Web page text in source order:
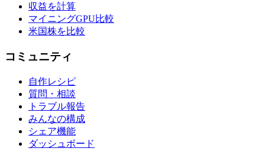
収益を計算
マイニングGPU比較
米国株を比較
コミュニティ
自作レシピ
質問・相談
トラブル報告
みんなの構成
シェア機能
ダッシュボード